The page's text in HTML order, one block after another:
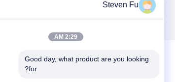
Steven Fu
2:29 AM
Good day, what product are you looking
for?